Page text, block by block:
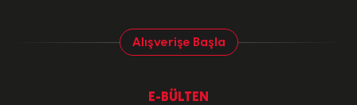
Alışverişe Başla
E-BÜLTEN